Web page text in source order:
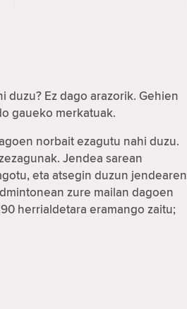
Ez dago arazorik. Gehien
gaueko merkatuak.
norbait ezagutu nahi duzu.
Jendea sarean
eta atsegin duzun jendearen
zure mailan dagoen
herrialdetara eramango zaitu;